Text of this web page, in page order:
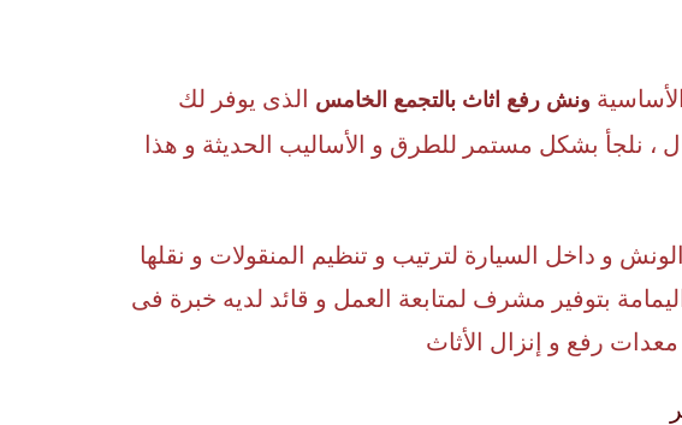
ونش رفع اثاث بالتجمع الخامس الذى يوفر لك
، نلجأ بشكل مستمر للطرق و الأساليب الحديثة و هذا
و داخل السيارة لترتيب و تنظيم المنقولات و نقلها
بتوفير مشرف لمتابعة العمل و قائد لديه خبرة فى
رفع و إنزال الأثاث